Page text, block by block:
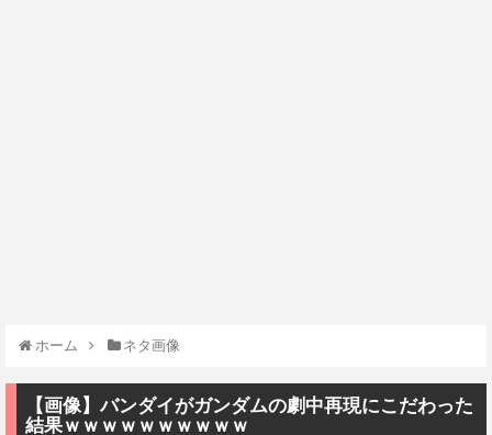
ホーム ネタ画像
【画像】バンダイがガンダムの劇中再現にこだわった
結果ｗｗｗｗｗｗｗｗｗｗ